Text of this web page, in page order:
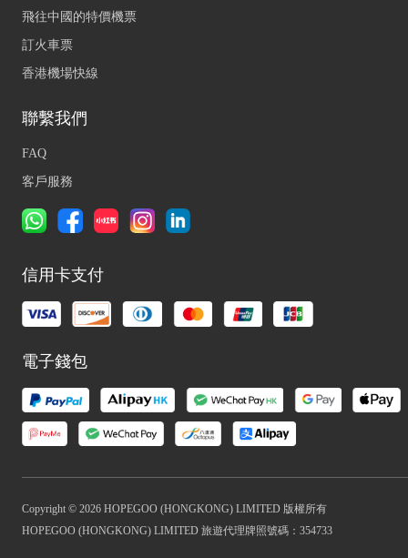
飛往中國的特價機票
訂火車票
香港機場快線
聯繫我們
FAQ
客戶服務
信用卡支付
電子錢包
Copyright © 2026 HOPEGOO (HONGKONG) LIMITED 版權所有
HOPEGOO (HONGKONG) LIMITED 旅遊代理牌照號碼：354733